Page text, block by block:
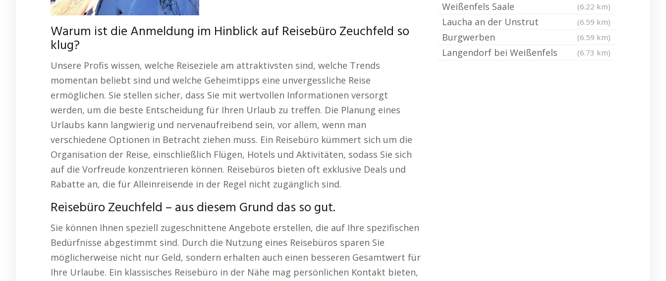
Warum ist die Anmeldung im Hinblick auf Reisebüro Zeuchfeld so
klug?
Unsere Profis wissen, welche Reiseziele am attraktivsten sind, welche Trends
momentan beliebt sind und welche Geheimtipps eine unvergessliche Reise
ermöglichen. Sie stellen sicher, dass Sie mit wertvollen Informationen versorgt
werden, um die beste Entscheidung für Ihren Urlaub zu treffen. Die Planung eines
Urlaubs kann langwierig und nervenaufreibend sein, vor allem, wenn man
verschiedene Optionen in Betracht ziehen muss. Ein Reisebüro kümmert sich um die
Organisation der Reise, einschließlich Flügen, Hotels und Aktivitäten, sodass Sie sich
auf die Vorfreude konzentrieren können. Reisebüros bieten oft exklusive Deals und
Rabatte an, die für Alleinreisende in der Regel nicht zugänglich sind.
Reisebüro Zeuchfeld – aus diesem Grund das so gut.
Sie können Ihnen speziell zugeschnittene Angebote erstellen, die auf Ihre spezifischen
Bedürfnisse abgestimmt sind. Durch die Nutzung eines Reisebüros sparen Sie
möglicherweise nicht nur Geld, sondern erhalten auch einen besseren Gesamtwert für
Ihre Urlaube. Ein klassisches Reisebüro in der Nähe mag persönlichen Kontakt bieten,
Weißenfels Saale (6.22 km)
Laucha an der Unstrut (6.59 km)
Burgwerben (6.59 km)
Langendorf bei Weißenfels (6.73 km)